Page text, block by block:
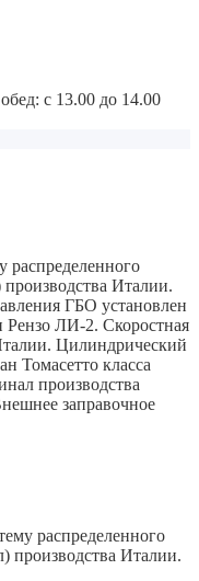
с 13.00 до 14.00
распределенного
Италии.
ГБО установлен
Рензо ЛИ-2. Скоростная
Цилиндрический
Томасетто класса
производства
заправочное
распределенного
производства Италии.